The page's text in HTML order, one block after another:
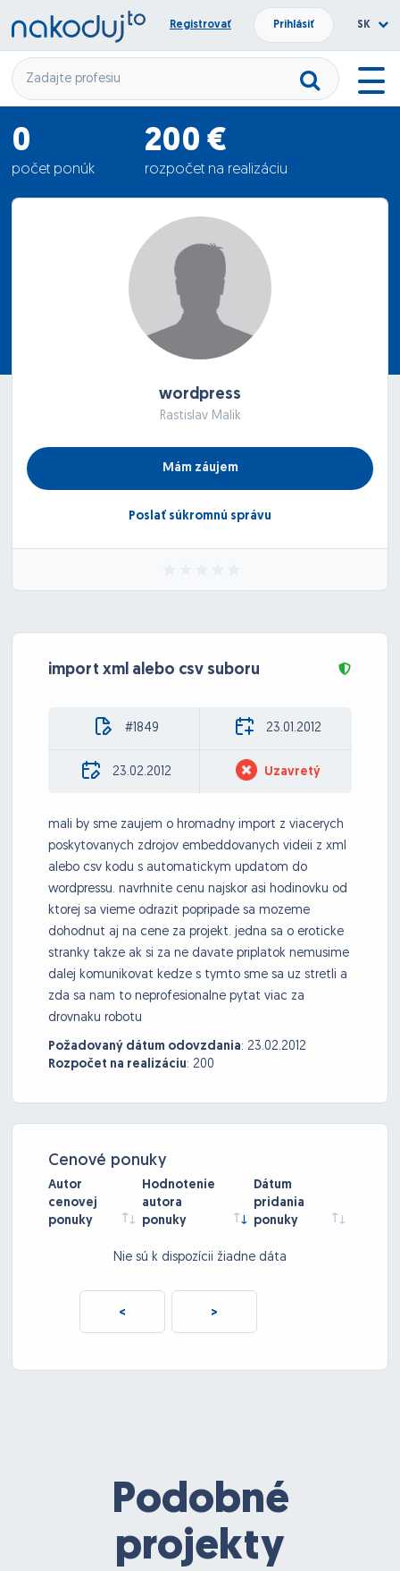
Registrovať Prihlásiť SK
0
počet ponúk
200 €
rozpočet na realizáciu
0 €
wordpress
Rastislav Malik
Mám záujem
Poslať súkromnú správu
import xml alebo csv suboru
#1849 23.01.2012
23.02.2012 Uzavretý
mali by sme zaujem o hromadny import z viacerych
poskytovanych zdrojov embeddovanych videii z xml
alebo csv kodu s automatickym updatom do
wordpressu. navrhnite cenu najskor asi hodinovku od
ktorej sa vieme odrazit popripade sa mozeme
dohodnut aj na cene za projekt. jedna sa o eroticke
stranky takze ak si za ne davate priplatok nemusime
dalej komunikovat kedze s tymto sme sa uz stretli a
zda sa nam to neprofesionalne pytat viac za
drovnaku robotu
Požadovaný dátum odovzdania: 23.02.2012
Rozpočet na realizáciu: 200
Cenové ponuky
Autor
cenovej
ponuky
Hodnotenie
autora
ponuky
Dátum
pridania
ponuky
Nie sú k dispozícii žiadne dáta
< >
Podobné
projekty